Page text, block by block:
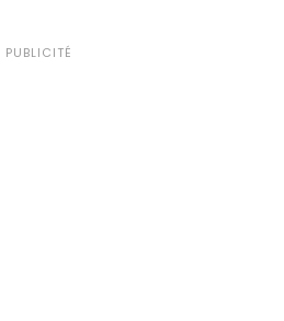
PUBLICITÉ